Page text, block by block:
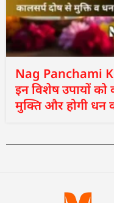
Nag Panchami
इन विशेष उपायों
मुक्ति और होगी धन